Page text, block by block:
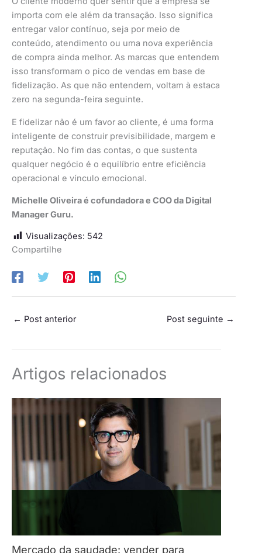
importa com ele além da transação. Isso significa
entregar valor contínuo, seja por meio de
conteúdo, atendimento ou uma nova experiência
de compra ainda melhor. As marcas que entendem
isso transformam o pico de vendas em base de
fidelização. As que não entendem, voltam à estaca
zero na segunda-feira seguinte.
E fidelizar não é um favor ao cliente, é uma forma
inteligente de construir previsibilidade, margem e
reputação. No fim das contas, o que sustenta
qualquer negócio é o equilíbrio entre eficiência
operacional e vínculo emocional.
Michelle Oliveira é cofundadora e COO da Digital
Manager Guru.
Visualizações: 542
Compartilhe
← Post anterior Post seguinte →
Artigos relacionados
Mercado da saudade: vender para